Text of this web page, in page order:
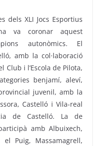
dels XLI Jocs Esportius
va coronar aquest
autonòmics. El
amb la col·laboració
Club i l’Escola de Pilota,
benjamí, aleví,
juvenil, amb la
Castelló i Vila-real
de Castelló. La de
amb Albuixech,
el Puig, Massamagrell,